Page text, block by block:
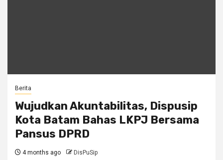
Berita
Wujudkan Akuntabilitas, Dispusip
Kota Batam Bahas LKPJ Bersama
Pansus DPRD
4 months ago DisPuSip